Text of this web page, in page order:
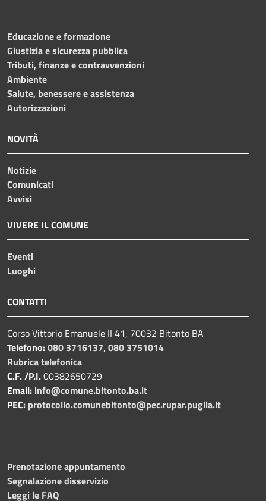
Educazione e formazione
Giustizia e sicurezza pubblica
Tributi, finanze e contravvenzioni
Ambiente
Salute, benessere e assistenza
Autorizzazioni
NOVITÀ
Notizie
Comunicati
Avvisi
VIVERE IL COMUNE
Eventi
Luoghi
CONTATTI
Corso Vittorio Emanuele II 41, 70032 Bitonto BA
Telefono:080 3716137, 080 3751014
Rubrica telefonica
C.F. /P.I.00382650729
Email: info@comune.bitonto.ba.it
PEC: protocollo.comunebitonto@pec.rupar.puglia.it
Prenotazione appuntamento
Segnalazione disservizio
Leggi le FAQ